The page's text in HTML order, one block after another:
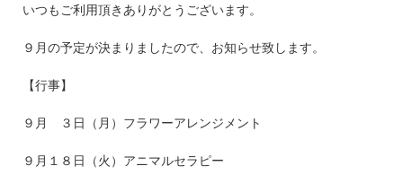
いつもご利用頂きありがとうございます。
９月の予定が決まりましたので、お知らせ致します。
【行事】
９月 ３日（月）フラワーアレンジメント
９月１８日（火）アニマルセラピー